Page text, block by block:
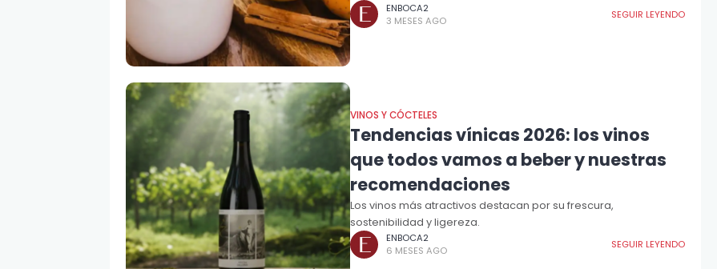
ENBOCA2
3 MESES AGO
SEGUIR LEYENDO
VINOS Y CÓCTELES
Tendencias vínicas 2026: los vinos
que todos vamos a beber y nuestras
recomendaciones
Los vinos más atractivos destacan por su frescura,
sostenibilidad y ligereza.
ENBOCA2
6 MESES AGO
SEGUIR LEYENDO